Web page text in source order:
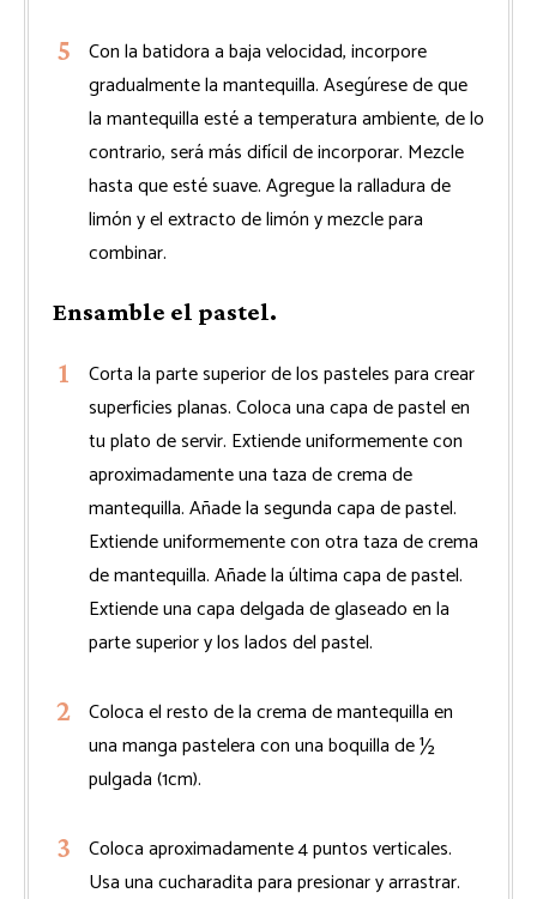
Con la batidora a baja velocidad, incorpore
gradualmente la mantequilla. Asegúrese de que
la mantequilla esté a temperatura ambiente, de lo
contrario, será más difícil de incorporar. Mezcle
hasta que esté suave. Agregue la ralladura de
limón y el extracto de limón y mezcle para
combinar.
Ensamble el pastel.
Corta la parte superior de los pasteles para crear
superficies planas. Coloca una capa de pastel en
tu plato de servir. Extiende uniformemente con
aproximadamente una taza de crema de
mantequilla. Añade la segunda capa de pastel.
Extiende uniformemente con otra taza de crema
de mantequilla. Añade la última capa de pastel.
Extiende una capa delgada de glaseado en la
parte superior y los lados del pastel.
Coloca el resto de la crema de mantequilla en
una manga pastelera con una boquilla de ½
pulgada (1cm).
Coloca aproximadamente 4 puntos verticales.
Usa una cucharadita para presionar y arrastrar.